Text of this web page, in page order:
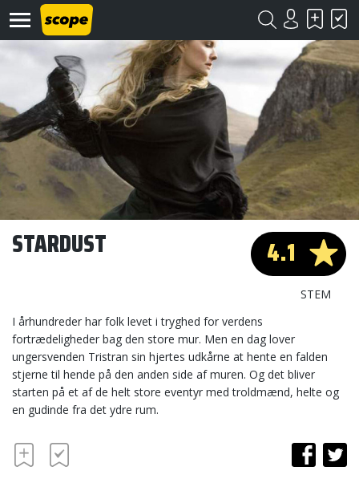
Om
Scope
4.1
STEM
STARDUST
I århundreder har folk levet i tryghed for verdens
fortrædeligheder bag den store mur. Men en dag lover
ungersvenden Tristran sin hjertes udkårne at hente en falden
stjerne til hende på den anden side af muren. Og det bliver
starten på et af de helt store eventyr med troldmænd, helte og
en gudinde fra det ydre rum.